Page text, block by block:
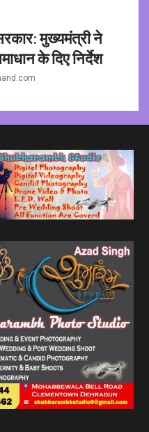
मुख्यमंत्री ने
के दिए निर्देश